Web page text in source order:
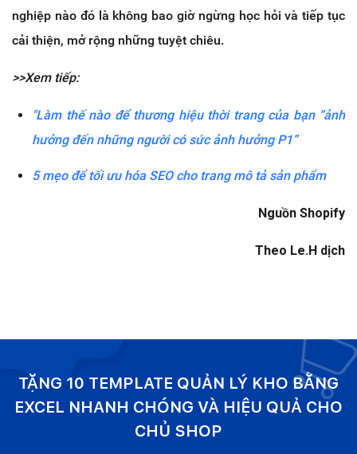
nghiệp nào đó là không bao giờ ngừng học hỏi và tiếp tục
cải thiện, mở rộng những tuyệt chiêu.
>>Xem tiếp:
"Làm thế nào để thương hiệu thời trang của bạn “ảnh
hưởng đến những người có sức ảnh hưởng P1”
5 mẹo để tối ưu hóa SEO cho trang mô tả sản phẩm
Nguồn Shopify
Theo Le.H dịch
TẶNG 10 TEMPLATE QUẢN LÝ KHO BẰNG
EXCEL NHANH CHÓNG VÀ HIỆU QUẢ CHO
CHỦ SHOP